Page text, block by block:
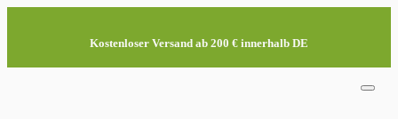
Kostenloser Versand ab 200 € innerhalb DE